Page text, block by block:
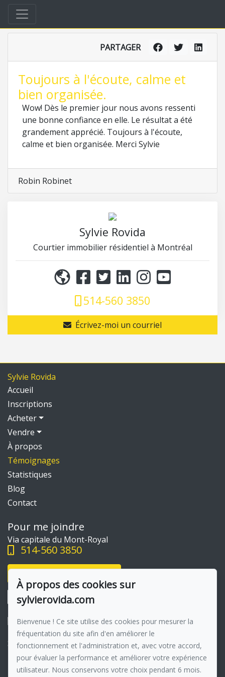
PARTAGER
Toujours à l'écoute, calme et
bien organisée.
Wow! Dès le premier jour nous avons ressenti
une bonne confiance en elle. Le résultat a été
grandement apprécié. Toujours à l'écoute,
calme et bien organisée. Merci Sylvie
Robin Robinet
Sylvie Rovida
Courtier immobilier résidentiel à Montréal
514-560 3850
Écrivez-moi un courriel
Sylvie Rovida
Accueil
Inscriptions
Acheter
Vendre
À propos
Témoignages
Statistiques
Blog
Contact
Pour me joindre
Via capitale du Mont-Royal
514-560 3850
Suivez-moi sur Facebook !
Membre du réseau :Via Capitale
À propos des cookies sur
sylvierovida.com
Bienvenue ! Ce site utilise des cookies pour mesurer la
fréquentation du site afin d'en améliorer le
fonctionnement et l'administration et, avec votre accord,
pour évaluer la performance et améliorer votre expérience
utilisateur. Nous conservons votre choix pendant 6 mois.